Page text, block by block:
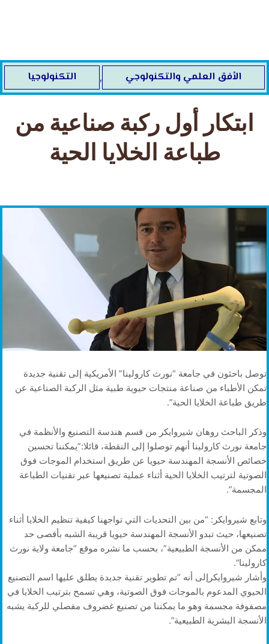
الأفق العلمي والتكنولوجي , التكنولوجيا
ابتكار أول ركبة صناعية من
طباعة الخلايا الحية
توصل باحثون في جامعة “نورث كارولينا” الأمريكية إلى تقنية جديدة
تمكن الأطباء من صناعة منتجات حيوية طبية مثل الركبة الصناعية عن
طريق طباعة الخلايا الحية”.
وذكر الباحث روهان شيروايكر من قسم هندسة التصنيع والأنظمة في
جامعة نورث كارولينا أنهم توصلوا إلى النقطة، قائلا:”يمكننا تحسين
خصائص الأنسجة المهندسة حيويا عن طريق استخدام الموجات فوق
الصوتية لترتيب الخلايا الحية أثناء عملية تصنيعها عبر تقنيات الطباعة
المجسمة”.
وتابع شيروايكر: “من بين التحديات التي تواجهنا كيفية تنظيم الخلايا أثناء
تصنيعها، حيث تبدو الأنسجة المهندسة حيويا قريبة الشبه بأقصى حد
ممكن من الأنسجة الطبيعية”، بحسب ما نشره موقع “جامعة ولاية نورث
كارولينا”.
وأشار شيروايكرإلى أنه “تم تطوير تقنية جديدة يطلق عليها اسم التصنيع
الحيوي المدعوم بالموجات فوق الصوتية، وهي تسمح بترتيب الخلايا في
مصفوفة مجسمة وهو ما يمكننا من تصنيع غضروف مفصلي للركبة يشبه
الأنسجة البشرية الطبيعية”.